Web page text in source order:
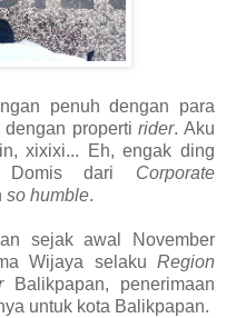
penuh dengan para
dengan propertirider. Aku
xixixi... Eh, engak ding
Domis dari Corporate
so humble.
sejak awal November
Wijaya selaku Region
Balikpapan, penerimaan
untuk kota Balikpapan.